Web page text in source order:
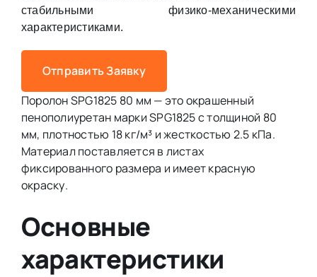
стабильными физико-механическими
характеристиками.
Отправить Заявку
Поролон SPG1825 80 мм — это окрашенный
пенополиуретан марки SPG1825 с толщиной 80
мм, плотностью 18 кг/м³ и жесткостью 2.5 кПа.
Материал поставляется в листах
фиксированного размера и имеет красную
окраску.
Основные
характеристики